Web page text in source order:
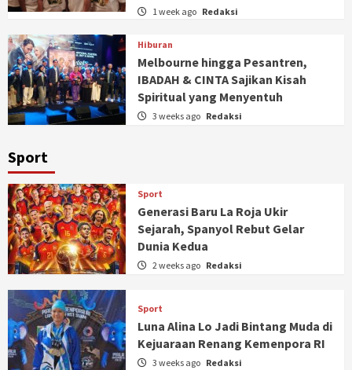
1 week ago Redaksi
Hiburan
Melbourne hingga Pesantren,
IBADAH & CINTA Sajikan Kisah
Spiritual yang Menyentuh
3 weeks ago Redaksi
Sport
Sport
Generasi Baru La Roja Ukir
Sejarah, Spanyol Rebut Gelar
Dunia Kedua
2 weeks ago Redaksi
Sport
Luna Alina Lo Jadi Bintang Muda di
Kejuaraan Renang Kemenpora RI
3 weeks ago Redaksi